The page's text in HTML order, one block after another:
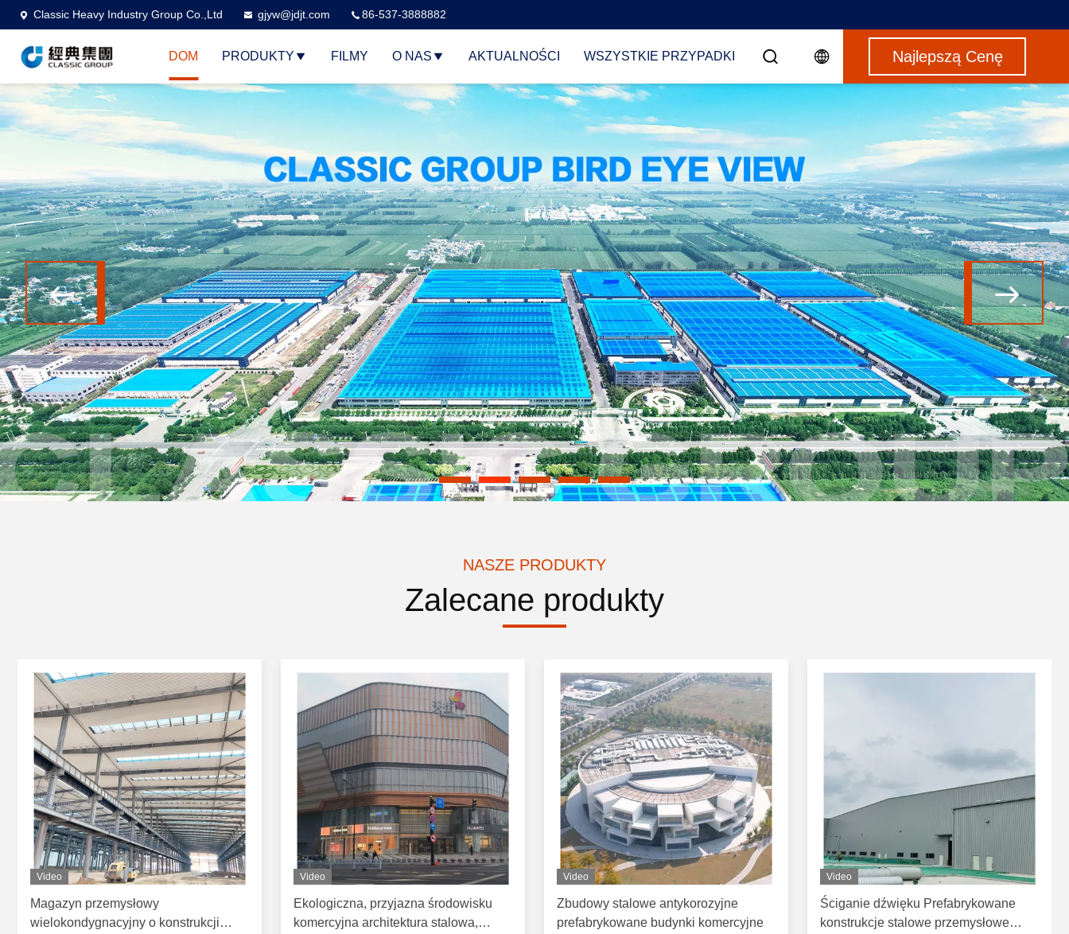
Classic Heavy Industry Group Co.,Ltd gjyw@jdjt.com 86-537-3888882
DOM PRODUKTY FILMY O NAS AKTUALNOŚCI WSZYSTKIE PRZYPADKI Najlepszą Cenę
NASZE PRODUKTY
Zalecane produkty
Video
Magazyn przemysłowy
wielokondygnacyjny o konstrukcji
Video
Ekologiczna, przyjazna środowisku
komercyjna architektura stalowa,
Video
Zbudowy stalowe antykorozyjne
prefabrykowane budynki komercyjne
Video
Ściganie dźwięku Prefabrykowane
konstrukcje stalowe przemysłowe